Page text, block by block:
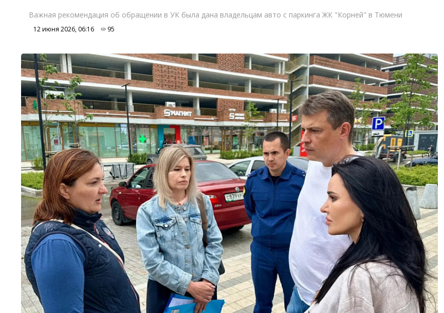
Важная рекомендация об обращении в УК была дана владельцам авто с паркинга ЖК "Корней" в Тюмени
12 июня 2026, 06:16 95